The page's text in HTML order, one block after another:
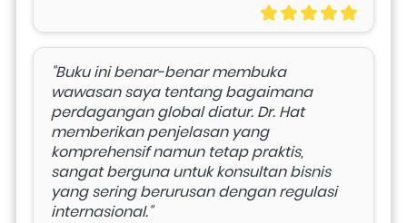
"Buku ini benar-benar membuka
wawasan saya tentang bagaimana
perdagangan global diatur. Dr. Hat
memberikan penjelasan yang
komprehensif namun tetap praktis,
sangat berguna untuk konsultan bisnis
yang sering berurusan dengan regulasi
internasional."